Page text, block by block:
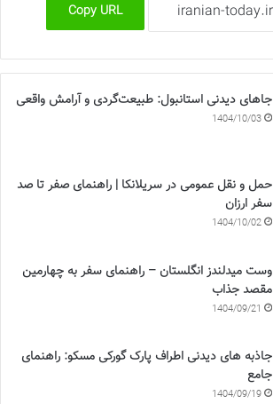
Copy URL
جاهای دیدنی استانبول: طبیعت‌گردی و آرامش واقعی
1404/10/03
حمل و نقل عمومی در سریلانکا | راهنمای صفر تا صد
سفر ارزان
1404/10/02
وست میدلندز انگلستان – راهنمای سفر به چهارمین
مقصد جذاب
1404/09/21
جاذبه های دیدنی اطراف پارک گورکی مسکو: راهنمای
جامع
1404/09/19